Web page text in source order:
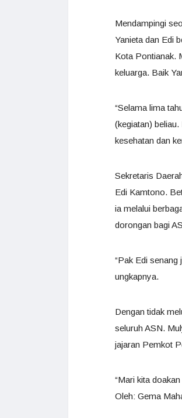
Mendampingi
Yanieta dan Edi
Kota Pontianak.
keluarga. Baik
“Selama lima
(kegiatan)
kesehatan dan
Sekretaris
Edi Kamtono.
ia melalui
dorongan bagi
“Pak Edi senang
ungkapnya.
Dengan tidak
seluruh ASN.
jajaran Pemkot
“Mari kita
Oleh: Gema